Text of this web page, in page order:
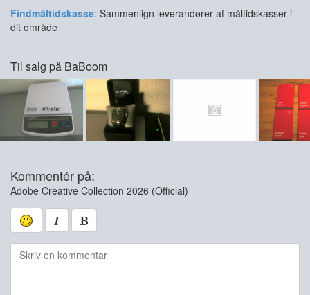
Findmåltidskasse: Sammenlign leverandører af måltidskasser i
dit område
Til salg på BaBoom
Kommentér på:
Adobe Creative Collection 2026 (Official)